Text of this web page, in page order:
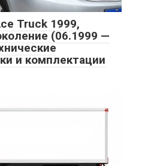
Truck 1999,
(06.1999 —
и комплектации